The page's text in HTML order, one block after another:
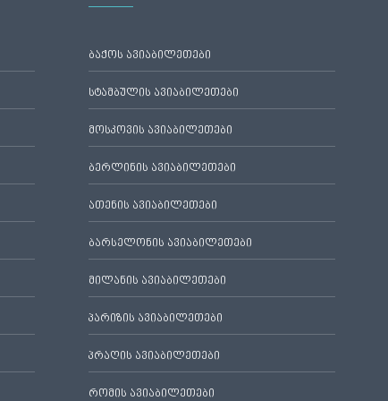
ბაქოს ავიაბილეთები
სტამბულის ავიაბილეთები
მოსკოვის ავიაბილეთები
ბერლინის ავიაბილეთები
ათენის ავიაბილეთები
ბარსელონის ავიაბილეთები
მილანის ავიაბილეთები
პარიზის ავიაბილეთები
პრაღის ავიაბილეთები
რომის ავიაბილეთები